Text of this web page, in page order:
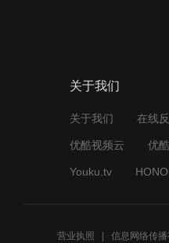
关于我们
关于我们 在线
优酷视频云 优
Youku.tv
营业执照 信息网络传